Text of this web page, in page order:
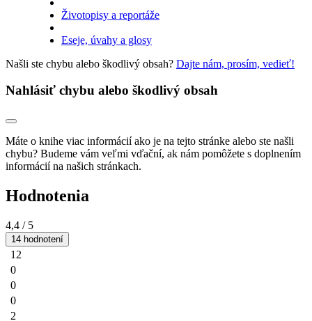
Životopisy a reportáže
Eseje, úvahy a glosy
Našli ste chybu alebo škodlivý obsah? Dajte nám, prosím, vedieť!
Nahlásiť chybu alebo škodlivý obsah
Máte o knihe viac informácií ako je na tejto stránke alebo ste našli
chybu? Budeme vám veľmi vďační, ak nám pomôžete s doplnením
informácií na našich stránkach.
Hodnotenia
4,4 / 5
14 hodnotení
12
0
0
0
2